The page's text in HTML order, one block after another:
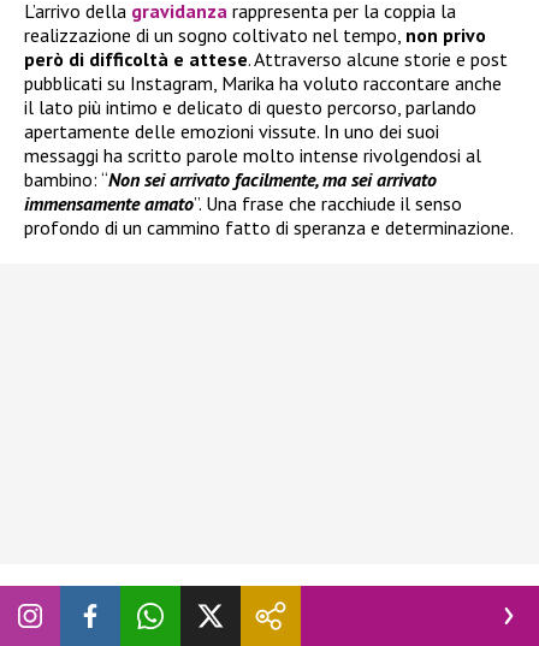
L’arrivo della gravidanza rappresenta per la coppia la
realizzazione di un sogno coltivato nel tempo, non privo
però di difficoltà e attese. Attraverso alcune storie e post
pubblicati su Instagram, Marika ha voluto raccontare anche
il lato più intimo e delicato di questo percorso, parlando
apertamente delle emozioni vissute. In uno dei suoi
messaggi ha scritto parole molto intense rivolgendosi al
bambino: “Non sei arrivato facilmente, ma sei arrivato
immensamente amato”. Una frase che racchiude il senso
profondo di un cammino fatto di speranza e determinazione.
L’ex corteggiatrice ha infatti condiviso con i suoi follower il
fatto che il percorso verso la maternità non è stato